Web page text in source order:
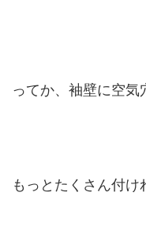
ってか、袖壁に空
もっとたくさん付け